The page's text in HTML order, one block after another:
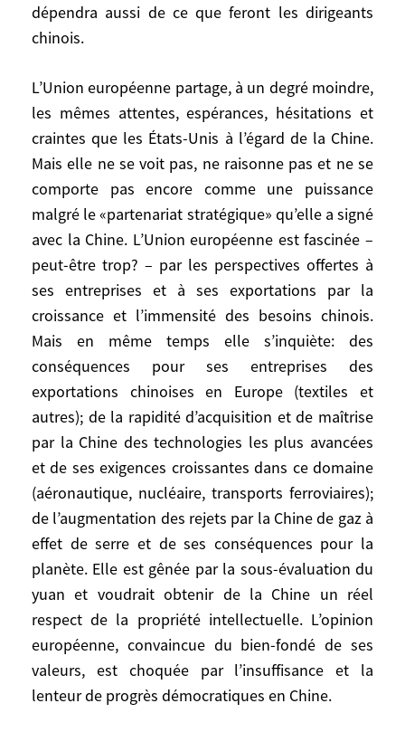
dépendra aussi de ce que feront les dirigeants
chinois.
L’Union européenne partage, à un degré moindre,
les mêmes attentes, espérances, hésitations et
craintes que les États-Unis à l’égard de la Chine.
Mais elle ne se voit pas, ne raisonne pas et ne se
comporte pas encore comme une puissance
malgré le «partenariat stratégique» qu’elle a signé
avec la Chine. L’Union européenne est fascinée –
peut-être trop? – par les perspectives offertes à
ses entreprises et à ses exportations par la
croissance et l’immensité des besoins chinois.
Mais en même temps elle s’inquiète: des
conséquences pour ses entreprises des
exportations chinoises en Europe (textiles et
autres); de la rapidité d’acquisition et de maîtrise
par la Chine des technologies les plus avancées
et de ses exigences croissantes dans ce domaine
(aéronautique, nucléaire, transports ferroviaires);
de l’augmentation des rejets par la Chine de gaz à
effet de serre et de ses conséquences pour la
planète. Elle est gênée par la sous-évaluation du
yuan et voudrait obtenir de la Chine un réel
respect de la propriété intellectuelle. L’opinion
européenne, convaincue du bien-fondé de ses
valeurs, est choquée par l’insuffisance et la
lenteur de progrès démocratiques en Chine.
– une menace militaire potentielle contre
certains de leurs alliés ou protégés en Asie
Corée du Sud, pays du Sud pacifique) –
c’est pour le Pentagone un souci de plus
en plus marqué,
– et même dans quelques décennies un
challenger possible de la suprématie
mondiale des États-Unis, voire un
«adversaire potentiel».
Il y a ainsi aux États-Unis plusieurs
politiques chinoises simultanées, plus ou
moins clairement et durablement arbitrées
par le président du moment. En voyage en
Chine en novembre 2005, George W. Bush a
par exemple demandé aux autorités
chinoises une correction du déficit
commercial et une revalorisation du yuan.
Avant d’arriver en Chine, il s’est dit sûr de
la victoire, à terme, de la démocratie et a
demandé à Pékin des progrès
démocratiques. Le «partenaire
stratégique» des années Clinton est vu
maintenant comme un «concurrent
stratégique».
Rien ne dit que ces contradictions seront
surmontées dans les années à venir. Mais
cela dépendra aussi de ce que feront les
dirigeants chinois.